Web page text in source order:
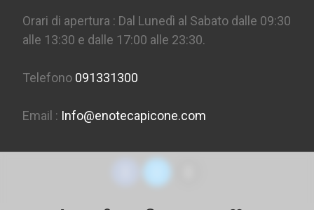
Orari di apertura : Dal Lunedì al Sabato dalle 09:30
alle 13:30 e dalle 17:00 alle 23:30.
Telefono 091331300
Email : Info@enotecapicone.com